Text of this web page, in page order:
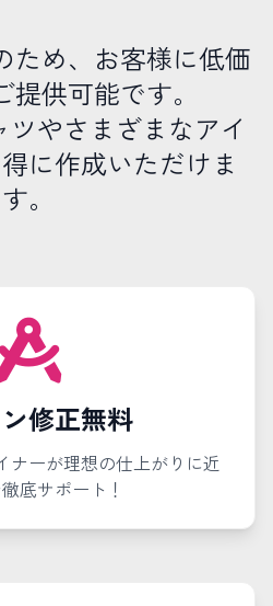
ため、お客様に低価
供可能です。
やさまざまなアイ
に作成いただけま
す。
修正無料
ナーが理想の仕上がりに近
底サポート！